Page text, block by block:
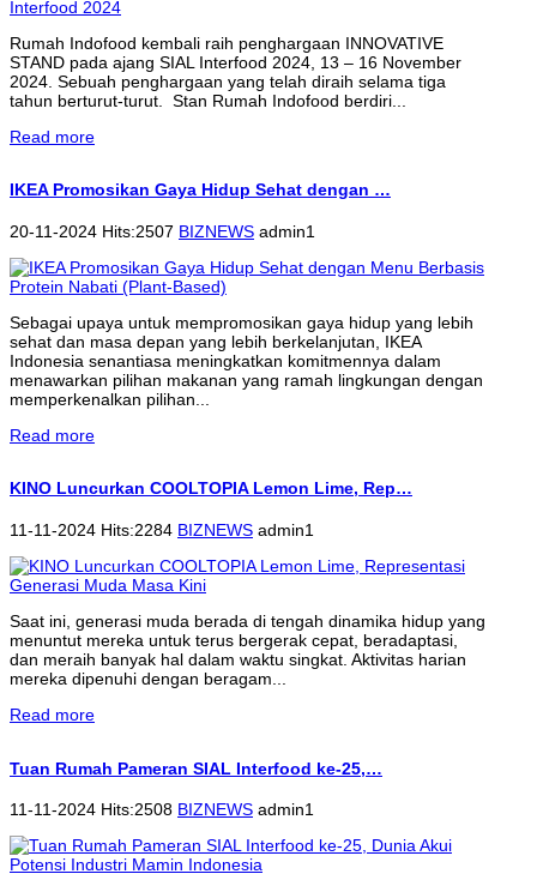
Rumah Indofood kembali raih penghargaan INNOVATIVE
STAND pada ajang SIAL Interfood 2024, 13 – 16 November
2024. Sebuah penghargaan yang telah diraih selama tiga
tahun berturut-turut. Stan Rumah Indofood berdiri...
Read more
IKEA Promosikan Gaya Hidup Sehat dengan …
20-11-2024 Hits:2507 BIZNEWS admin1
Sebagai upaya untuk mempromosikan gaya hidup yang lebih
sehat dan masa depan yang lebih berkelanjutan, IKEA
Indonesia senantiasa meningkatkan komitmennya dalam
menawarkan pilihan makanan yang ramah lingkungan dengan
memperkenalkan pilihan...
Read more
KINO Luncurkan COOLTOPIA Lemon Lime, Rep…
11-11-2024 Hits:2284 BIZNEWS admin1
Saat ini, generasi muda berada di tengah dinamika hidup yang
menuntut mereka untuk terus bergerak cepat, beradaptasi,
dan meraih banyak hal dalam waktu singkat. Aktivitas harian
mereka dipenuhi dengan beragam...
Read more
Tuan Rumah Pameran SIAL Interfood ke-25,…
11-11-2024 Hits:2508 BIZNEWS admin1